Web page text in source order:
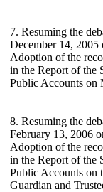
7. Resuming the
December 14,
Adoption of the
in the Report of the
Public Accounts on
8. Resuming the
February 13, 2006
Adoption of the
in the Report of the
Public Accounts on
Guardian and